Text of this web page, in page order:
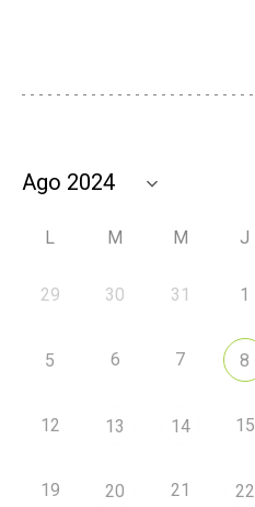
L M M J
29 30 31 1
5 6 7 8
12 13 14 15
19 20 21 22